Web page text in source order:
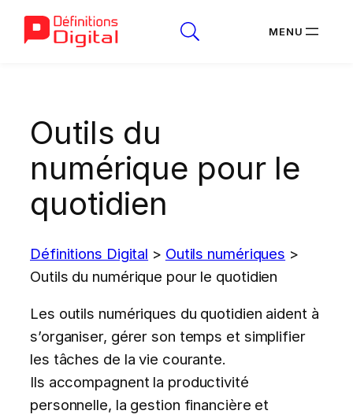
contenu
Outils du
numérique pour le
quotidien
Définitions Digital > Outils numériques >
Outils du numérique pour le quotidien
Les outils numériques du quotidien aident à
s’organiser, gérer son temps et simplifier
les tâches de la vie courante.
Ils accompagnent la productivité
personnelle, la gestion financière et